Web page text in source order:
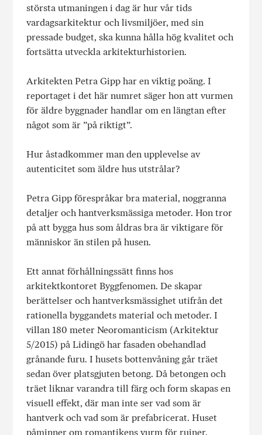
största utmaningen i dag är hur vår tids
vardagsarkitektur och livsmiljöer, med sin
pressade budget, ska kunna hålla hög kvalitet och
fortsätta utveckla arkitekturhistorien.
Arkitekten Petra Gipp har en viktig poäng. I
reportaget i det här numret säger hon att vurmen
för äldre byggnader handlar om en längtan efter
något som är ”på riktigt”.
Hur åstadkommer man den upplevelse av
autenticitet som äldre hus utstrålar?
Petra Gipp förespråkar bra material, noggranna
detaljer och hantverksmässiga metoder. Hon tror
på att bygga hus som åldras bra är viktigare för
människor än stilen på husen.
Ett annat förhållningssätt finns hos
arkitektkontoret Byggfenomen. De skapar
berättelser och hantverksmässighet utifrån det
rationella byggandets material och metoder. I
villan 180 meter Neoromanticism (Arkitektur
5/2015) på Lidingö har fasaden obehandlad
grånande furu. I husets bottenvåning går träet
sedan över platsgjuten betong. Då betongen och
träet liknar varandra till färg och form skapas en
visuell effekt, där man inte ser vad som är
hantverk och vad som är prefabricerat. Huset
påminner om romantikens vurm för ruiner.